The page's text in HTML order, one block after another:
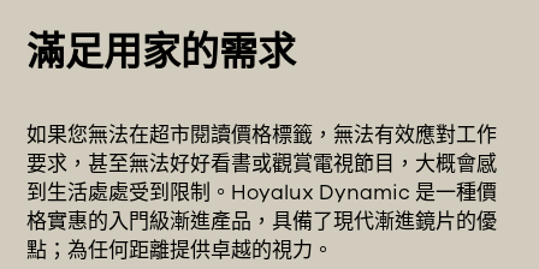
滿足用家的需求
如果您無法在超市閱讀價格標籤，無法有效應對工作
要求，甚至無法好好看書或觀賞電視節目，大概會感
到生活處處受到限制。Hoyalux Dynamic 是一種價
格實惠的入門級漸進產品，具備了現代漸進鏡片的優
點；為任何距離提供卓越的視力。